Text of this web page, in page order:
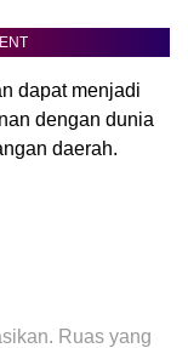
dapat menjadi
dengan dunia
daerah.
Ruas yang